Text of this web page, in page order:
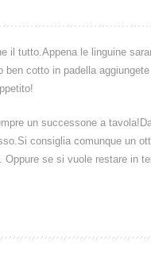
il tutto.Appena le linguine
cotto in padella
un successone a
consiglia comunque un
se si vuole restare in